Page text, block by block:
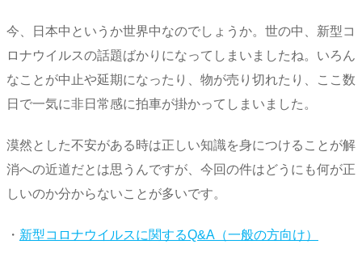
今、日本中というか世界中なのでしょうか。世の中、新型コ
ロナウイルスの話題ばかりになってしまいましたね。いろん
なことが中止や延期になったり、物が売り切れたり、ここ数
日で一気に非日常感に拍車が掛かってしまいました。
漠然とした不安がある時は正しい知識を身につけることが解
消への近道だとは思うんですが、今回の件はどうにも何が正
しいのか分からないことが多いです。
・ 新型コロナウイルスに関するQ&A（一般の方向け）